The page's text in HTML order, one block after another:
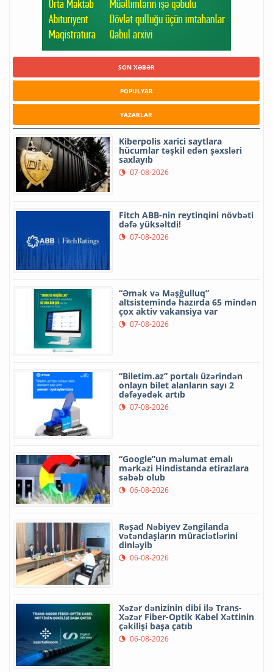
SON XƏBƏR
POPULYAR
YAZARLAR
Kiberpolis xarici saytlara
hücumlar təşkil edən şəxsləri
saxlayıb
07-08-2026
Fitch ABB-nin reytinqini növbəti
dəfə yüksəltdi!
07-08-2026
“Əmək və Məşğulluq”
altsistemində hazırda 65 mindən
çox aktiv vakansiya var
07-08-2026
“Biletim.az” portalı üzərindən
onlayn bilet alanların sayı 2
dəfəyədək artıb
07-08-2026
“Google”un məlumat emalı
mərkəzi Hindistanda etirazlara
səbəb olub
06-08-2026
Rəşad Nəbiyev Zəngilanda
vətəndaşların müraciətlərini
dinləyib
06-08-2026
Xəzər dənizinin dibi ilə Trans-
Xəzər Fiber-Optik Kabel Xəttinin
çəkilişi başa çatıb
06-08-2026